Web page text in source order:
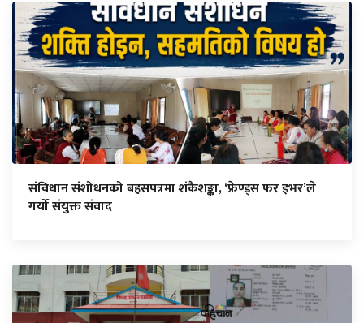
संविधान संशोधनको बहसपत्रमा शंकैशङ्का, ‘फ्रेण्ड्स फर इभर’ले
गर्यो संयुक्त संवाद